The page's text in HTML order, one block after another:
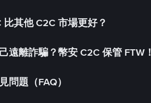
其他 C2C 市場更好？
遠離詐騙？幣安 C2C 保管 FTW！
問題（FAQ）